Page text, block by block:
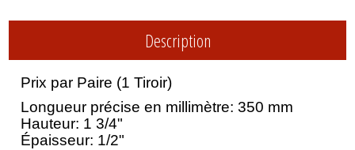
Description
Prix par Paire (1 Tiroir)
Longueur précise en millimètre: 350 mm
Hauteur: 1 3/4"
Épaisseur: 1/2"